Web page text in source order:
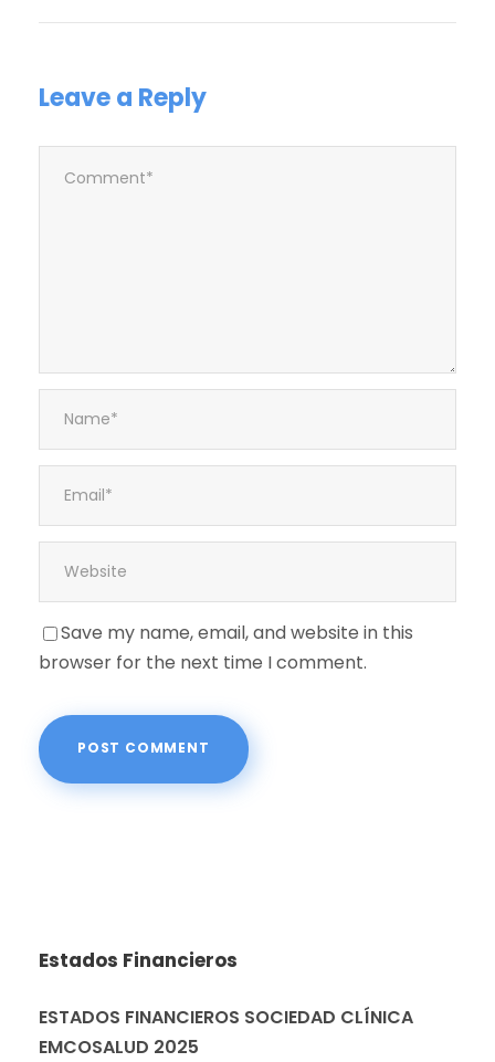
Leave a Reply
Save my name, email, and website in this
browser for the next time I comment.
Estados Financieros
ESTADOS FINANCIEROS SOCIEDAD CLÍNICA
EMCOSALUD 2025